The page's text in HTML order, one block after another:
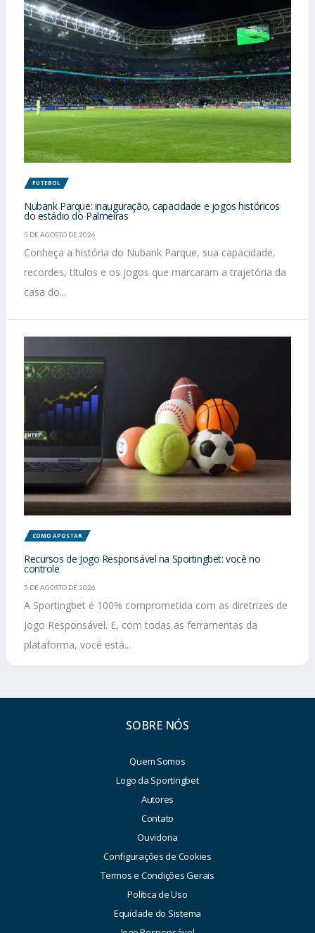
FUTEBOL
Nubank Parque: inauguração, capacidade e jogos históricos
do estádio do Palmeiras
5 DE AGOSTO DE 2026
Conheça a história do Nubank Parque, sua capacidade,
recordes, títulos e os jogos que marcaram a trajetória da
casa do...
COMO APOSTAR
Recursos de Jogo Responsável na Sportingbet: você no
controle
5 DE AGOSTO DE 2026
A Sportingbet é 100% comprometida com as diretrizes de
Jogo Responsável. E, com todas as ferramentas da
plataforma, você está...
SOBRE NÓS
Quem Somos
Logo da Sportingbet
Autores
Contato
Ouvidoria
Configurações de Cookies
Termos e Condições Gerais
Política de Uso
Equidade do Sistema